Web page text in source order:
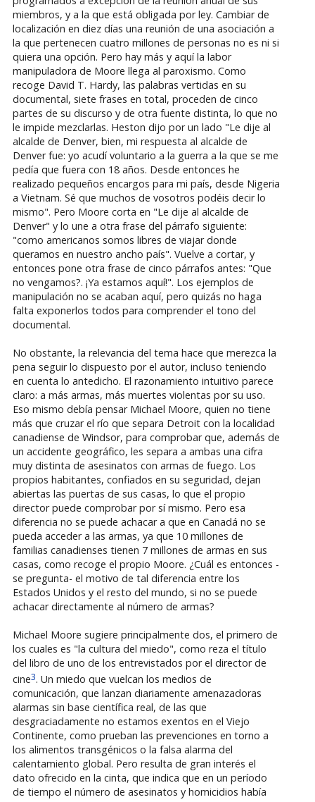
miembros, y a la que está obligada por ley. Cambiar de
localización en diez días una reunión de una asociación a
la que pertenecen cuatro millones de personas no es ni si
quiera una opción. Pero hay más y aquí la labor
manipuladora de Moore llega al paroxismo. Como
recoge David T. Hardy, las palabras vertidas en su
documental, siete frases en total, proceden de cinco
partes de su discurso y de otra fuente distinta, lo que no
le impide mezclarlas. Heston dijo por un lado "Le dije al
alcalde de Denver, bien, mi respuesta al alcalde de
Denver fue: yo acudí voluntario a la guerra a la que se me
pedía que fuera con 18 años. Desde entonces he
realizado pequeños encargos para mi país, desde Nigeria
a Vietnam. Sé que muchos de vosotros podéis decir lo
mismo". Pero Moore corta en "Le dije al alcalde de
Denver" y lo une a otra frase del párrafo siguiente:
"como americanos somos libres de viajar donde
queramos en nuestro ancho país". Vuelve a cortar, y
entonces pone otra frase de cinco párrafos antes: "Que
no vengamos?. ¡Ya estamos aquí!". Los ejemplos de
manipulación no se acaban aquí, pero quizás no haga
falta exponerlos todos para comprender el tono del
documental.
No obstante, la relevancia del tema hace que merezca la
pena seguir lo dispuesto por el autor, incluso teniendo
en cuenta lo antedicho. El razonamiento intuitivo parece
claro: a más armas, más muertes violentas por su uso.
Eso mismo debía pensar Michael Moore, quien no tiene
más que cruzar el río que separa Detroit con la localidad
canadiense de Windsor, para comprobar que, además de
un accidente geográfico, les separa a ambas una cifra
muy distinta de asesinatos con armas de fuego. Los
propios habitantes, confiados en su seguridad, dejan
abiertas las puertas de sus casas, lo que el propio
director puede comprobar por sí mismo. Pero esa
diferencia no se puede achacar a que en Canadá no se
pueda acceder a las armas, ya que 10 millones de
familias canadienses tienen 7 millones de armas en sus
casas, como recoge el propio Moore. ¿Cuál es entonces -
se pregunta- el motivo de tal diferencia entre los
Estados Unidos y el resto del mundo, si no se puede
achacar directamente al número de armas?
Michael Moore sugiere principalmente dos, el primero de
los cuales es "la cultura del miedo", como reza el título
del libro de uno de los entrevistados por el director de
cine3. Un miedo que vuelcan los medios de
comunicación, que lanzan diariamente amenazadoras
alarmas sin base científica real, de las que
desgraciadamente no estamos exentos en el Viejo
Continente, como prueban las prevenciones en torno a
los alimentos transgénicos o la falsa alarma del
calentamiento global. Pero resulta de gran interés el
dato ofrecido en la cinta, que indica que en un período
de tiempo el número de asesinatos y homicidios había